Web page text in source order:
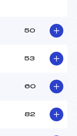
50
53
60
82